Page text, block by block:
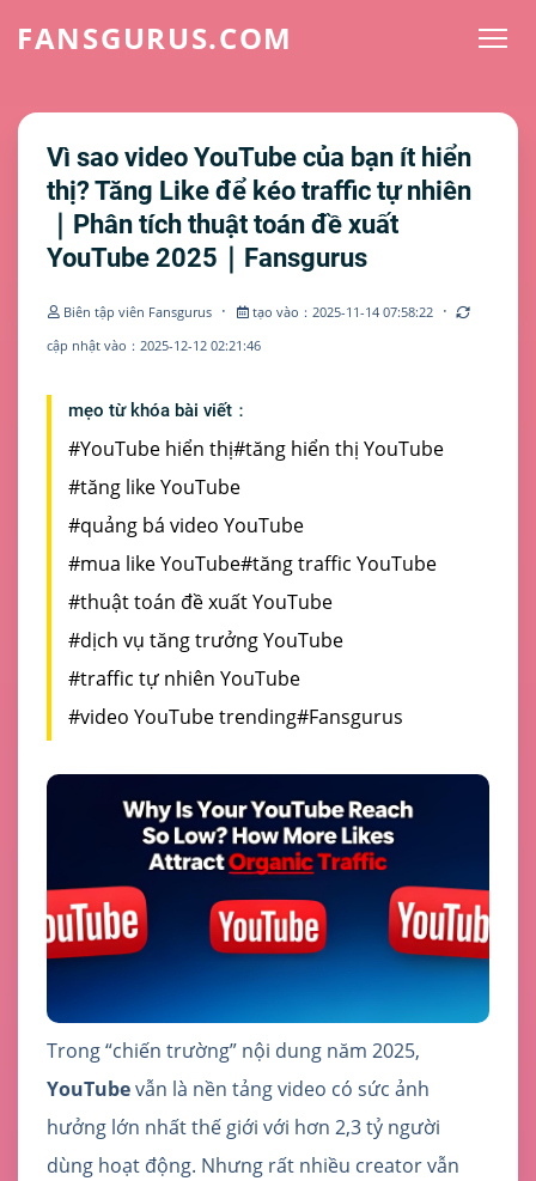
FANSGURUS.COM
Vì sao video YouTube của bạn ít hiển
thị? Tăng Like để kéo traffic tự nhiên
｜Phân tích thuật toán đề xuất
YouTube 2025｜Fansgurus
Biên tập viên Fansgurus · tạo vào：2025-11-14 07:58:22 ·
cập nhật vào：2025-12-12 02:21:46
mẹo từ khóa bài viết：
#YouTube hiển thị#tăng hiển thị YouTube
#tăng like YouTube
#quảng bá video YouTube
#mua like YouTube#tăng traffic YouTube
#thuật toán đề xuất YouTube
#dịch vụ tăng trưởng YouTube
#traffic tự nhiên YouTube
#video YouTube trending#Fansgurus
Trong “chiến trường” nội dung năm 2025,
YouTubevẫn là nền tảng video có sức ảnh
hưởng lớn nhất thế giới với hơn 2,3 tỷ người
dùng hoạt động. Nhưng rất nhiều creator vẫn